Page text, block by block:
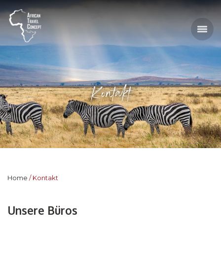
Kontakt
Home Kontakt
Unsere Büros